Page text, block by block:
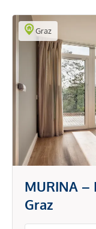
Graz
MURINA
Graz